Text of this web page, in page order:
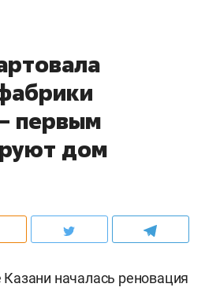
первым
дом
началась реновация